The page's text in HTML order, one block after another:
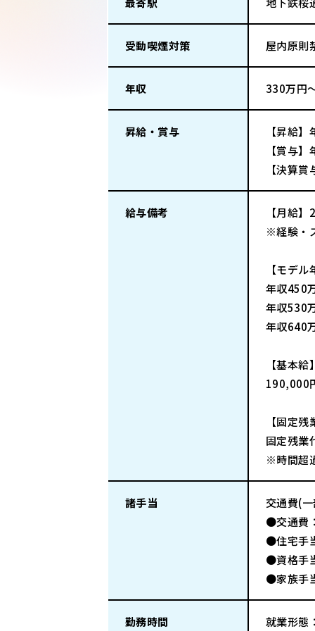
受動喫煙対策 屋内原則
年収 330万円
昇給・賞与
【昇給
【賞与
【決算
給与備考
【月給
※経験・
【モデ
年収450
年収530
年収640
【基本給
190,000
【固定
固定残業
※時間超
諸手当
交通費(
●交通費
●住宅手
●資格手
●家族手
勤務時間 就業形態